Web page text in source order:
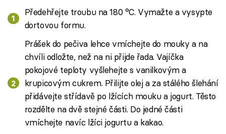
Předehřejte troubu na 180 °C. Vymažte a vysypte
dortovou formu.
Prášek do pečiva lehce vmíchejte do mouky a na
chvíli odložte, než na ni přijde řada. Vajíčka
pokojové teploty vyšlehejte s vanilkovým a
krupicovým cukrem. Přilijte olej a za stálého šlehání
přidávejte střídavě po lžících mouku a jogurt. Těsto
rozdělte na dvě stejné části. Do jedné části
vmíchejte navíc lžíci jogurtu a kakao.